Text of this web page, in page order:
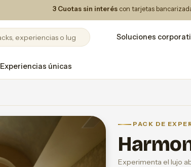
3 Cuotas sin interés con tarjetas
Soluciones
Experiencias únicas
PACK DE
Experimenta el lujo